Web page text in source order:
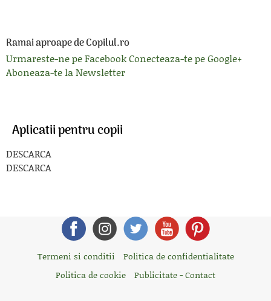
Ramai aproape de Copilul.ro
Urmareste-ne pe FacebookConecteaza-te pe Google+
Aboneaza-te la Newsletter
Aplicatii pentru copii
DESCARCA
DESCARCA
Termeni si conditii
Politica de confidentialitate
Politica de cookie
Publicitate - Contact